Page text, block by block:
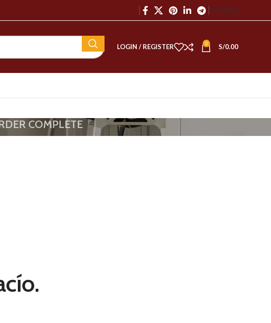
TRACKING
LOGIN / REGISTER 0 S/0.00
COMPLETE